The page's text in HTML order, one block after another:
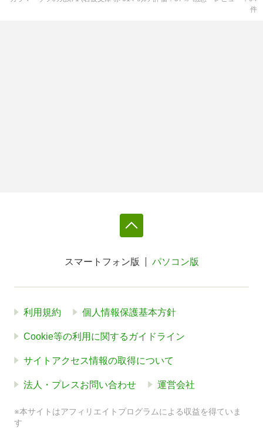
件
スマートフォン版 パソコン版
利用規約 個人情報保護基本方針
Cookie等の利用に関するガイドライン
サイトアクセス情報の取得について
法人・プレスお問い合わせ 運営会社
※本サイトはアフィリエイトプログラムによる収益を得ていま
す